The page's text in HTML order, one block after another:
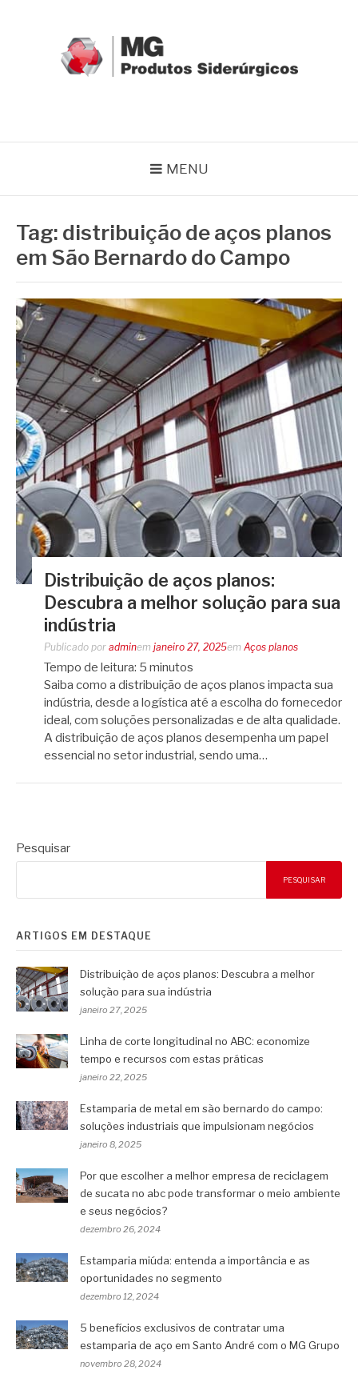
MENU
Tag: distribuição de aços planos
em São Bernardo do Campo
Distribuição de aços planos:
Descubra a melhor solução para sua
indústria
Publicado por adminem janeiro 27, 2025em Aços planos
Tempo de leitura: 5 minutos
Saiba como a distribuição de aços planos impacta sua
indústria, desde a logística até a escolha do fornecedor
ideal, com soluções personalizadas e de alta qualidade.
A distribuição de aços planos desempenha um papel
essencial no setor industrial, sendo uma…
Pesquisar
PESQUISAR
ARTIGOS EM DESTAQUE
Distribuição de aços planos: Descubra a melhor
solução para sua indústria
janeiro 27, 2025
Linha de corte longitudinal no ABC: economize
tempo e recursos com estas práticas
janeiro 22, 2025
Estamparia de metal em são bernardo do campo:
soluções industriais que impulsionam negócios
janeiro 8, 2025
Por que escolher a melhor empresa de reciclagem
de sucata no abc pode transformar o meio ambiente
e seus negócios?
dezembro 26, 2024
Estamparia miúda: entenda a importância e as
oportunidades no segmento
dezembro 12, 2024
5 benefícios exclusivos de contratar uma
estamparia de aço em Santo André com o MG Grupo
novembro 28, 2024